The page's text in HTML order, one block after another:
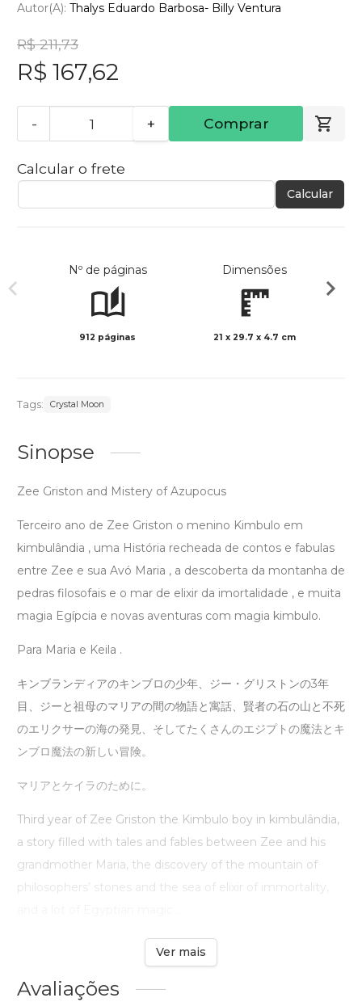
Autor(a): Thalys Eduardo Barbosa- Billy Ventura
R$ 211,73
R$ 167,62
- + Comprar
Calcular o frete
Calcular
Nº de páginas
912 páginas
Dimensões
21 x 29.7 x 4.7 cm
Tags: Crystal Moon
Sinopse
Zee Griston and Mistery of Azupocus
Terceiro ano de Zee Griston o menino Kimbulo em
kimbulândia , uma História recheada de contos e fabulas
entre Zee e sua Avó Maria , a descoberta da montanha de
pedras filosofais e o mar de elixir da imortalidade , e muita
magia Egípcia e novas aventuras com magia kimbulo.
Para Maria e Keila .
キンブランディアのキンブロの少年、ジー・グリストンの3年
目、ジーと祖母のマリアの間の物語と寓話、賢者の石の山と不死
のエリクサーの海の発見、そしてたくさんのエジプトの魔法とキ
ンブロ魔法の新しい冒険。
マリアとケイラのために。
Third year of Zee Griston the Kimbulo boy in kimbulândia,
a story filled with tales and fables between Zee and his
grandmother Maria, the discovery of the mountain of
philosophers’ stones and the sea of ​​elixir of immortality,
Ver mais
Avaliações